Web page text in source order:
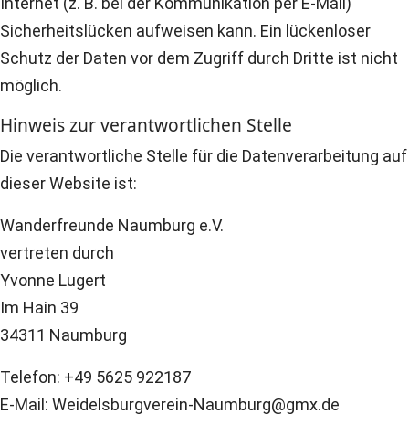
Sicherheitslücken aufweisen kann. Ein lückenloser
Schutz der Daten vor dem Zugriff durch Dritte ist nicht
möglich.
Hinweis zur verantwortlichen Stelle
Die verantwortliche Stelle für die Datenverarbeitung auf
dieser Website ist:
Wanderfreunde Naumburg e.V.
vertreten durch
Yvonne Lugert
Im Hain 39
34311 Naumburg
Telefon: +49 5625 922187
E-Mail: Weidelsburgverein-Naumburg@gmx.de